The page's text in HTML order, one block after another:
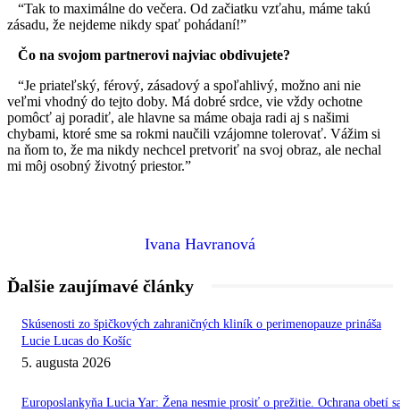
“Tak to maximálne do večera. Od začiatku vzťahu, máme takú
zásadu, že nejdeme nikdy spať pohádaní!”
Čo na svojom partnerovi najviac obdivujete?
“Je priateľský, férový, zásadový a spoľahlivý, možno ani nie
veľmi vhodný do tejto doby. Má dobré srdce, vie vždy ochotne
pomôcť aj poradiť, ale hlavne sa máme obaja radi aj s našimi
chybami, ktoré sme sa rokmi naučili vzájomne tolerovať. Vážim si
na ňom to, že ma nikdy nechcel pretvoriť na svoj obraz, ale nechal
mi môj osobný životný priestor.”
Ivana Havranová
Ďalšie zaujímavé články
Skúsenosti zo špičkových zahraničných kliník o perimenopauze prináša
Lucie Lucas do Košíc
5. augusta 2026
Europoslankyňa Lucia Yar: Žena nesmie prosiť o prežitie. Ochrana obetí